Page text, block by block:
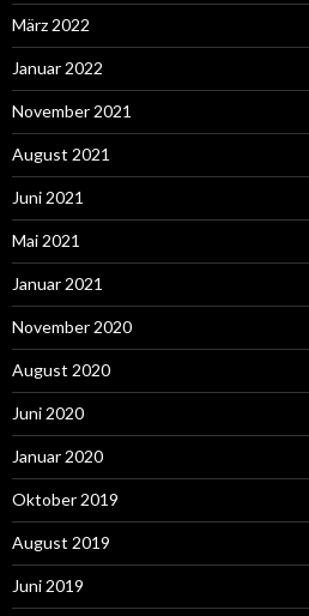
März 2022
Januar 2022
November 2021
August 2021
Juni 2021
Mai 2021
Januar 2021
November 2020
August 2020
Juni 2020
Januar 2020
Oktober 2019
August 2019
Juni 2019